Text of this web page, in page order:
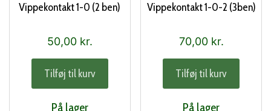
Vippekontakt 1-0 (2 ben)
50,00 kr.
Tilføj til kurv
På lager
Vippekontakt 1-0-2 (3ben)
70,00 kr.
Tilføj til kurv
På lager